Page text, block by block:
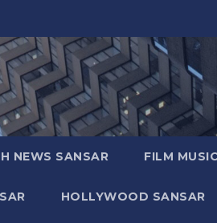
NEWS SANSAR FILM
HOLLYWOOD SANSAR